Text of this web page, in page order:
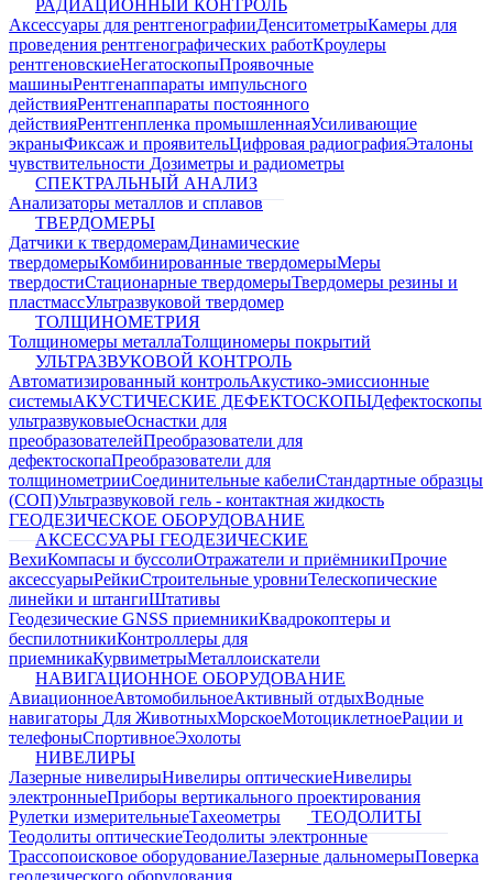
РАДИАЦИОННЫЙ КОНТРОЛЬ
Аксессуары для рентгенографииДенситометрыКамеры для
проведения рентгенографических работКроулеры
рентгеновскиеНегатоскопыПроявочные
машиныРентгенаппараты импульсного
действияРентгенаппараты постоянного
действияРентгенпленка промышленнаяУсиливающие
экраныФиксаж и проявительЦифровая радиографияЭталоны
чувствительности Дозиметры и радиометры
СПЕКТРАЛЬНЫЙ АНАЛИЗ
Анализаторы металлов и сплавов
ТВЕРДОМЕРЫ
Датчики к твердомерамДинамические
твердомерыКомбинированные твердомерыМеры
твердостиСтационарные твердомерыТвердомеры резины и
пластмассУльтразвуковой твердомер
ТОЛЩИНОМЕТРИЯ
Толщиномеры металлаТолщиномеры покрытий
УЛЬТРАЗВУКОВОЙ КОНТРОЛЬ
Автоматизированный контрольАкустико-эмиссионные
системыАКУСТИЧЕСКИЕ ДЕФЕКТОСКОПЫДефектоскопы
ультразвуковыеОснастки для
преобразователейПреобразователи для
дефектоскопаПреобразователи для
толщинометрииСоединительные кабелиСтандартные образцы
(СОП)Ультразвуковой гель - контактная жидкость
ГЕОДЕЗИЧЕСКОЕ ОБОРУДОВАНИЕ
АКСЕССУАРЫ ГЕОДЕЗИЧЕСКИЕ
ВехиКомпасы и буссолиОтражатели и приёмникиПрочие
аксессуарыРейкиСтроительные уровниТелескопические
линейки и штангиШтативы
Геодезические GNSS приемникиКвадрокоптеры и
беспилотникиКонтроллеры для
приемникаКурвиметрыМеталлоискатели
НАВИГАЦИОННОЕ ОБОРУДОВАНИЕ
АвиационноеАвтомобильноеАктивный отдыхВодные
навигаторы Для ЖивотныхМорскоеМотоциклетноеРации и
телефоныСпортивноеЭхолоты
НИВЕЛИРЫ
Лазерные нивелирыНивелиры оптическиеНивелиры
электронныеПриборы вертикального проектирования
Рулетки измерительныеТахеометры
ТЕОДОЛИТЫ
Теодолиты оптическиеТеодолиты электронные
Трассопоисковое оборудованиеЛазерные дальномерыПоверка